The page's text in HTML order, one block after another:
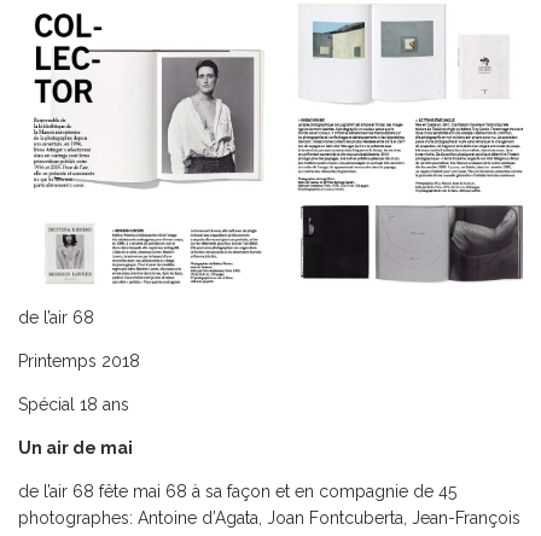
de l’air 68
Printemps 2018
Spécial 18 ans
Un air de mai
de l’air 68 fête mai 68 à sa façon et en compagnie de 45
photographes: Antoine d’Agata, Joan Fontcuberta, Jean-François